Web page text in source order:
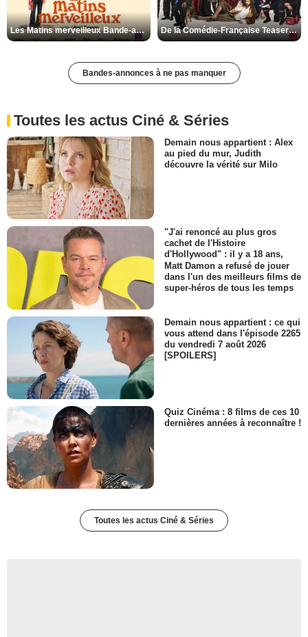
Les Matins merveilleux Bande-annonce VF De la Comédie-Française Teaser VF
Bandes-annonces à ne pas manquer
Toutes les actus Ciné & Séries
Demain nous appartient : Alex
au pied du mur, Judith
découvre la vérité sur Milo
"J'ai renoncé au plus gros
cachet de l'Histoire
d'Hollywood" : il y a 18 ans,
Matt Damon a refusé de jouer
dans l'un des meilleurs films de
super-héros de tous les temps
Demain nous appartient : ce qui
vous attend dans l'épisode 2265
du vendredi 7 août 2026
[SPOILERS]
Quiz Cinéma : 8 films de ces 10
dernières années à reconnaître !
Toutes les actus Ciné & Séries